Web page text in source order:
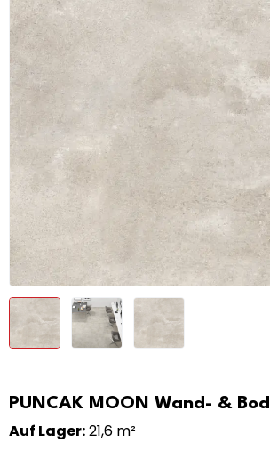
PUNCAK MOON Wand- &
Auf Lager:21,6 m²